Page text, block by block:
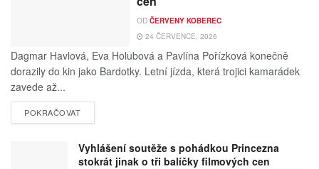
OD ČERVENY KOBEREC
24 ČERVENCE, 2026
Dagmar Havlová, Eva Holubová a Pavlína Pořízková konečně
dorazily do kin jako Bardotky. Letní jízda, která trojici kamarádek
zavede až...
POKRAČOVAT
Vyhlášení soutěže s pohádkou Princezna
stokrát jinak o tři balíčky filmových cen